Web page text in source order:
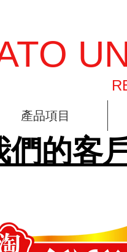
產品項目
們的客